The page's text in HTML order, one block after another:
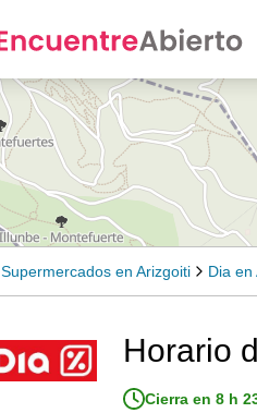
Supermercados en Arizgoiti Dia en
Horario
Cierra en 8 h